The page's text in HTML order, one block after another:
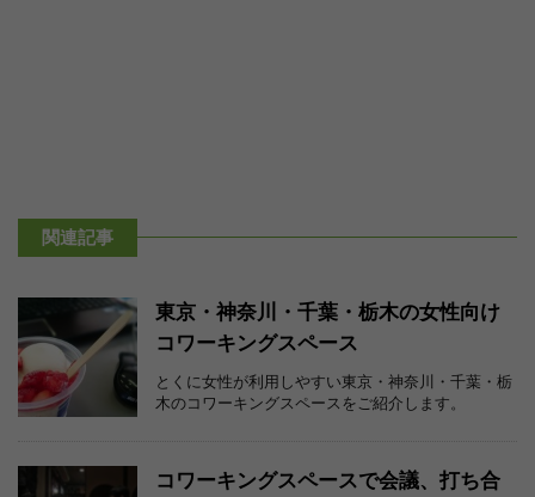
関連記事
東京・神奈川・千葉・栃木の女性向け
コワーキングスペース
とくに女性が利用しやすい東京・神奈川・千葉・栃
木のコワーキングスペースをご紹介します。
コワーキングスペースで会議、打ち合